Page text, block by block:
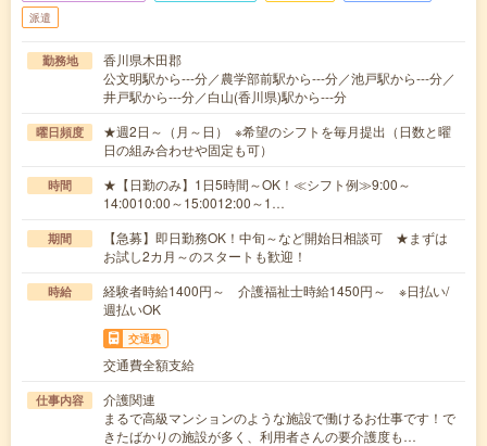
派遣
勤務地
香川県木田郡
公文明駅から---分／農学部前駅から---分／池戸駅から---分／
井戸駅から---分／白山(香川県)駅から---分
曜日頻度
★週2日～（月～日） ※希望のシフトを毎月提出（日数と曜
日の組み合わせや固定も可）
時間
★【日勤のみ】1日5時間～OK！≪シフト例≫9:00～
14:0010:00～15:0012:00～1…
期間
【急募】即日勤務OK！中旬～など開始日相談可 ★まずは
お試し2カ月～のスタートも歓迎！
時給
経験者時給1400円～ 介護福祉士時給1450円～ ※日払い/
週払いOK
交通費
交通費全額支給
仕事内容
介護関連
まるで高級マンションのような施設で働けるお仕事です！で
きたばかりの施設が多く、利用者さんの要介護度も…